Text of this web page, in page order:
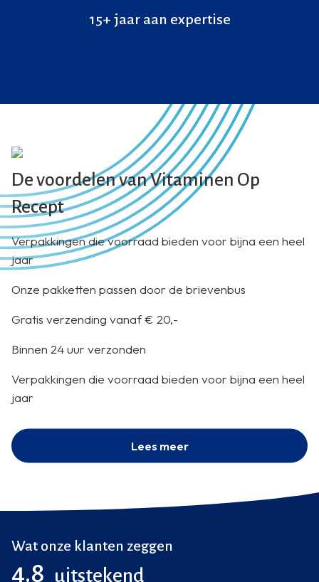
15+ jaar aan expertise
De voordelen van Vitaminen Op
Recept
Verpakkingen die voorraad bieden voor bijna een heel
jaar
Onze pakketten passen door de brievenbus
Gratis verzending vanaf € 20,-
Binnen 24 uur verzonden
Verpakkingen die voorraad bieden voor bijna een heel
jaar
Lees meer
Wat onze klanten zeggen
4.8 uitstekend